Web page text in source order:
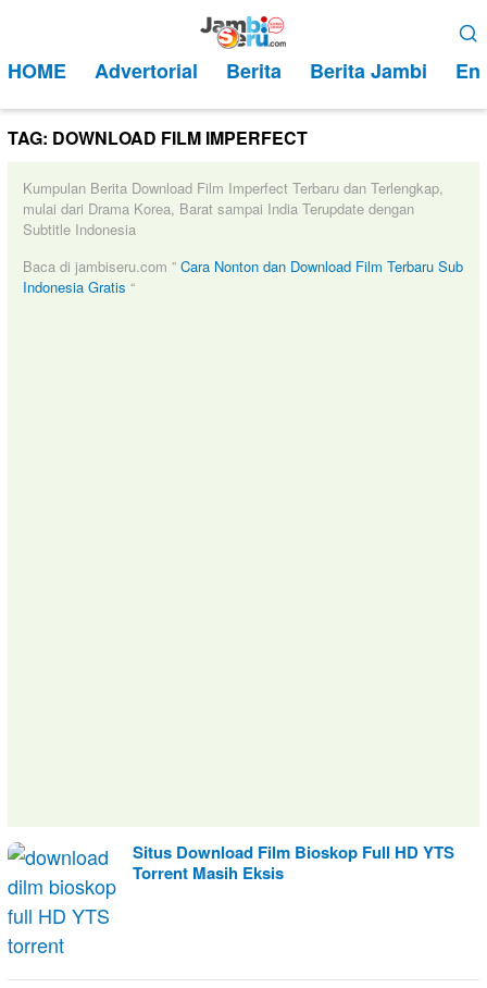
kontenMobile
HOME Advertorial Berita Berita Jambi
TAG: DOWNLOAD FILM IMPERFECT
Kumpulan Berita Download Film Imperfect Terbaru dan Terlengkap,
mulai dari Drama Korea, Barat sampai India Terupdate dengan
Subtitle Indonesia
Baca di jambiseru.com ” Cara Nonton dan Download Film Terbaru Sub
Indonesia Gratis “
Situs Download Film Bioskop Full HD YTS
Torrent Masih Eksis